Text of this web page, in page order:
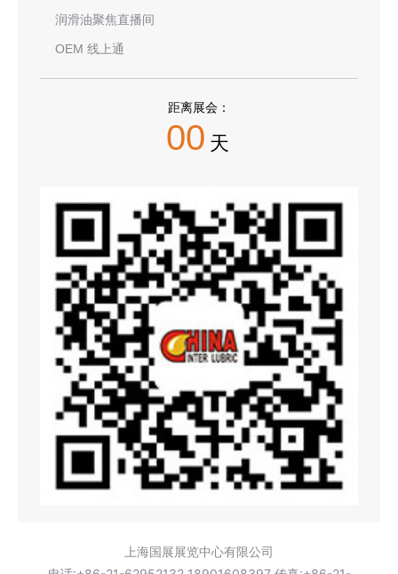
润滑油聚焦直播间
OEM 线上通
距离展会：
00 天
上海国展展览中心有限公司